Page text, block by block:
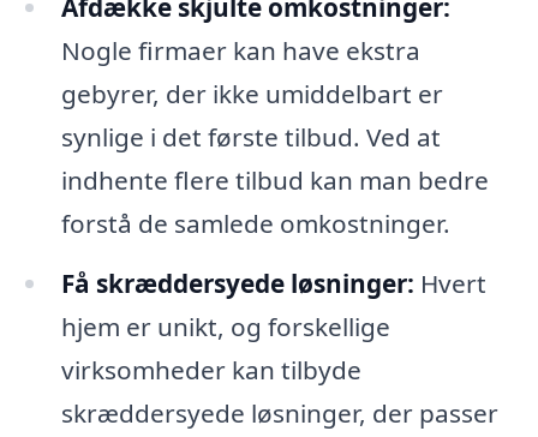
Afdække skjulte omkostninger:
Nogle firmaer kan have ekstra
gebyrer, der ikke umiddelbart er
synlige i det første tilbud. Ved at
indhente flere tilbud kan man bedre
forstå de samlede omkostninger.
Få skræddersyede løsninger: Hvert
hjem er unikt, og forskellige
virksomheder kan tilbyde
skræddersyede løsninger, der passer